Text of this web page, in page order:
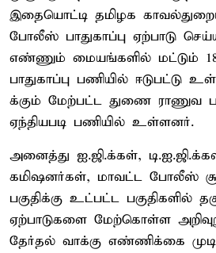
இதையொட்டி தமிழக
போலீஸ் பாதுகாப்பு ஏற்பாடு
எண்ணும் மையங்களில் மட்டும்
பாதுகாப்பு பணியில் ஈடுபட்டு
க்கும் மேற்பட்ட துணை ராணுவ
ஏந்தியபடி பணியில் உள்ளனர்.
அனைத்து ஐ.ஜி.க்கள்,
கமிஷனர்கள், மாவட்ட போலீஸ்
பகுதிக்கு உட்பட்ட பகுதிகளில்
ஏற்பாடுகளை மேற்கொள்ள
தேர்தல் வாக்கு எண்ணிக்கை